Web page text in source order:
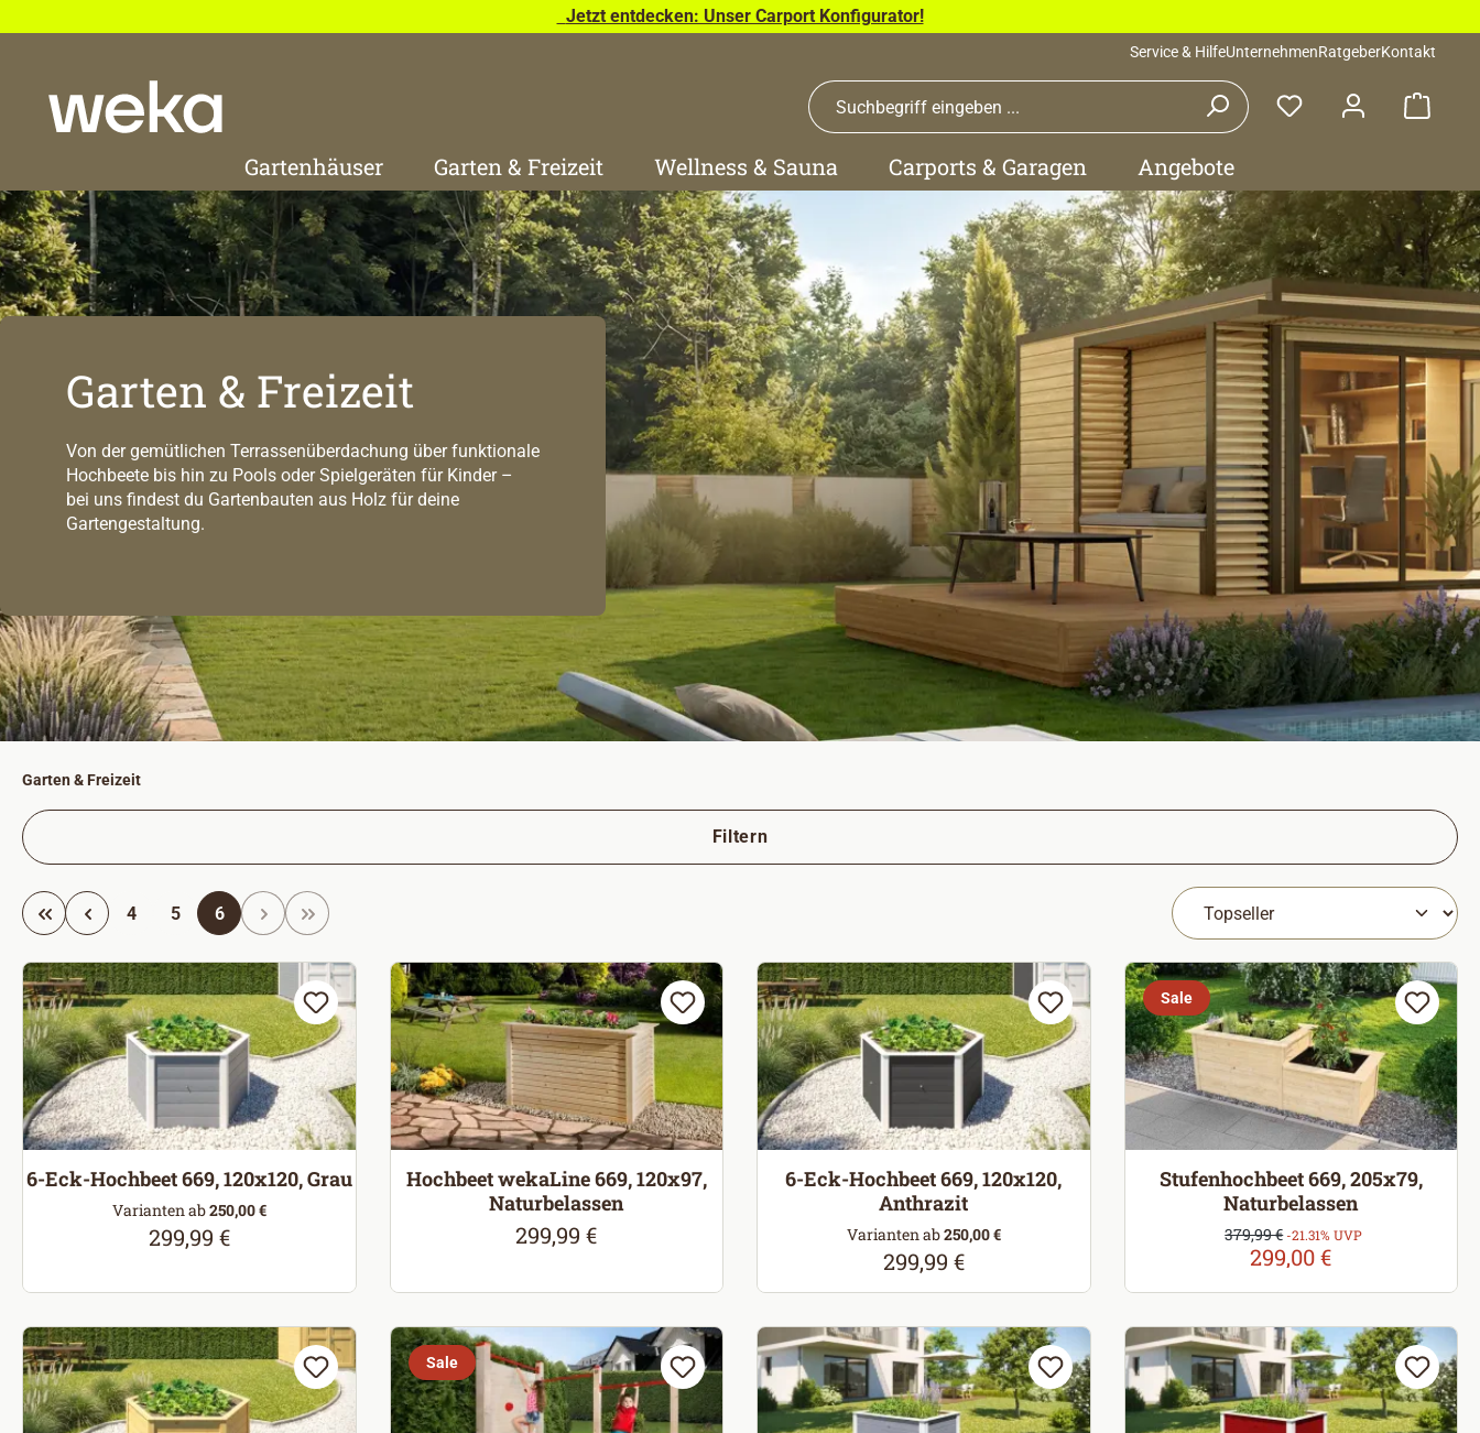
Jetzt entdecken: Unser Carport Konfigurator!
Service & HilfeUnternehmenRatgeberKontakt
Gartenhäuser Garten & Freizeit Wellness & Sauna Carports & Garagen Angebote
Garten & Freizeit
Von der gemütlichen Terrassenüberdachung über funktionale
Hochbeete bis hin zu Pools oder Spielgeräten für Kinder –
bei uns findest du Gartenbauten aus Holz für deine
Gartengestaltung.
Garten & Freizeit
Filtern
Seite
4 Seite
5 Seite
6
6-Eck-Hochbeet 669, 120x120, Grau
Varianten ab250,00 €
Regulärer Preis:
299,99 €
Hochbeet wekaLine 669, 120x97,
Naturbelassen
Regulärer Preis:
299,99 €
6-Eck-Hochbeet 669, 120x120,
Anthrazit
Varianten ab250,00 €
Regulärer Preis:
299,99 €
Sale
Stufenhochbeet 669, 205x79,
Naturbelassen
Verkaufspreis:
299,00 €
Regulärer Preis:
379,99 € -21.31% UVP
Sale